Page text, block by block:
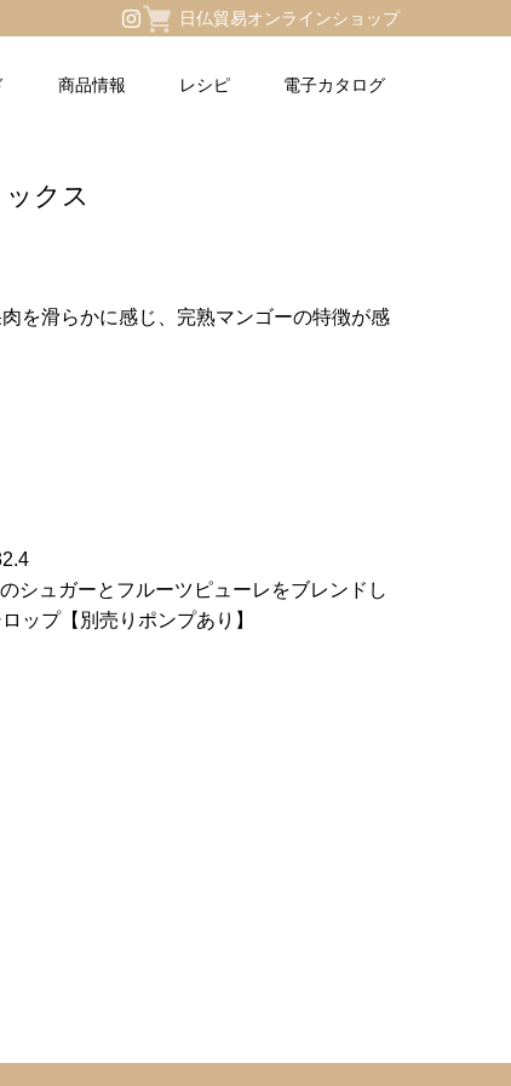
日仏貿易オンラインショップ
商品情報 レシピ 電子カタログ
クス
を滑らかに感じ、完熟マンゴーの特徴が感
シュガーとフルーツピューレをブレンドし
ップ【別売りポンプあり】